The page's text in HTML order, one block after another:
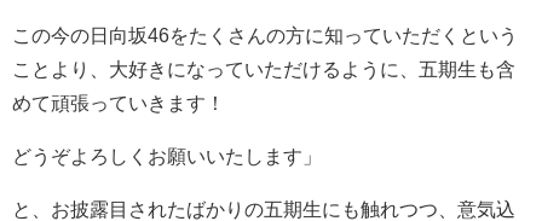
この今の日向坂46をたくさんの方に知っていただくという
ことより、大好きになっていただけるように、五期生も含
めて頑張っていきます！
どうぞよろしくお願いいたします」
と、お披露目されたばかりの五期生にも触れつつ、意気込